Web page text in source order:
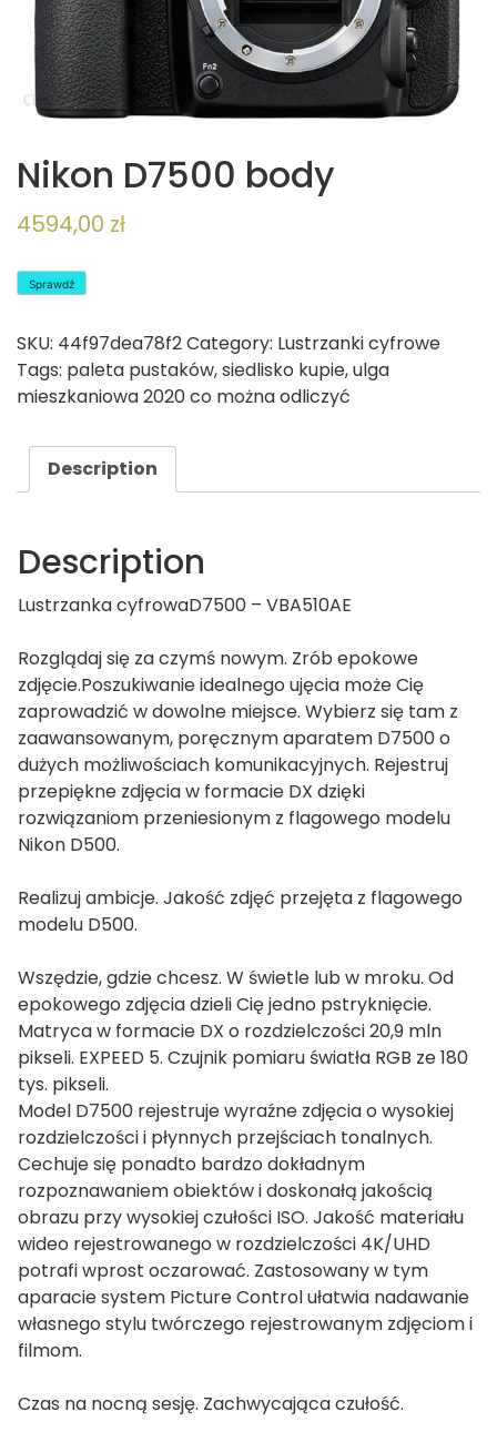
Nikon D7500 body
4594,00 zł
Sprawdź
SKU: 44f97dea78f2Category: Lustrzanki cyfrowe
Tags: paleta pustaków,siedlisko kupie,ulga
mieszkaniowa 2020 co można odliczyć
Description
Description
Lustrzanka cyfrowaD7500 – VBA510AE
Rozglądaj się za czymś nowym. Zrób epokowe
zdjęcie.Poszukiwanie idealnego ujęcia może Cię
zaprowadzić w dowolne miejsce. Wybierz się tam z
zaawansowanym, poręcznym aparatem D7500 o
dużych możliwościach komunikacyjnych. Rejestruj
przepiękne zdjęcia w formacie DX dzięki
rozwiązaniom przeniesionym z flagowego modelu
Nikon D500.
Realizuj ambicje. Jakość zdjęć przejęta z flagowego
modelu D500.
Wszędzie, gdzie chcesz. W świetle lub w mroku. Od
epokowego zdjęcia dzieli Cię jedno pstryknięcie.
Matryca w formacie DX o rozdzielczości 20,9 mln
pikseli. EXPEED 5. Czujnik pomiaru światła RGB ze 180
tys. pikseli.
Model D7500 rejestruje wyraźne zdjęcia o wysokiej
rozdzielczości i płynnych przejściach tonalnych.
Cechuje się ponadto bardzo dokładnym
rozpoznawaniem obiektów i doskonałą jakością
obrazu przy wysokiej czułości ISO. Jakość materiału
wideo rejestrowanego w rozdzielczości 4K/UHD
potrafi wprost oczarować. Zastosowany w tym
aparacie system Picture Control ułatwia nadawanie
własnego stylu twórczego rejestrowanym zdjęciom i
filmom.
Czas na nocną sesję. Zachwycająca czułość.